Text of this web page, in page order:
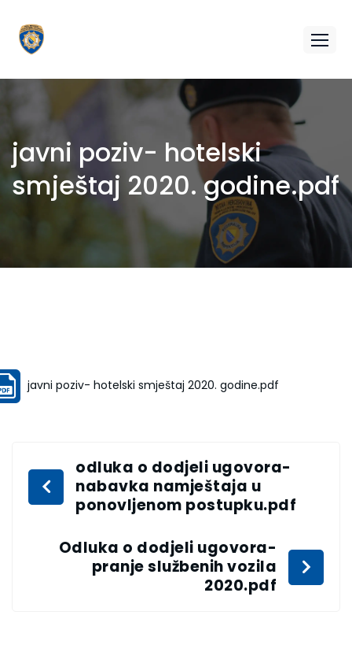
javni poziv- hotelski
smještaj 2020. godine.pdf
javni poziv- hotelski smještaj 2020. godine.pdf
odluka o dodjeli ugovora-
nabavka namještaja u
ponovljenom postupku.pdf
Odluka o dodjeli ugovora-
pranje službenih vozila
2020.pdf